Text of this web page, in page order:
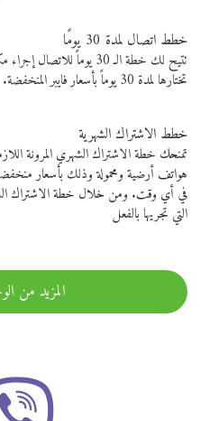
خطط اتصال لمدة 30 يومًا
تتيح لك خطة الـ 30 يوماً
تختارها لمدة 30 يوماً بأسعار فايبر المنخفضة.
خطط الاشتراك الشهرية
تمنحك خطة الاشتراك الشهري المرونة
هواتف أرضية ومحمولة وذلك بأسعار
في أي وقت. ومن خلال خطة الاشتراك
التي تجريها بالفعل
المزيد من